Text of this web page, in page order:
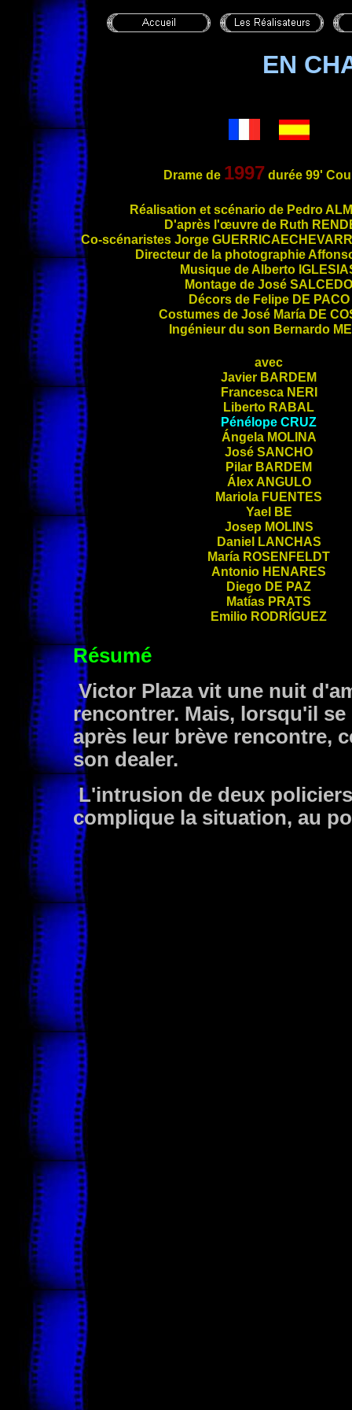
EN
Drame de 1997 durée 99'
Réalisation et scénario de Pedro
D'après l'œuvre de Ruth
Co-scénaristes Jorge
Directeur de la photographie
Musique de Alberto
Montage de José SALCEDO
Décors de Felipe DE PACO
Costumes de José María DE
Ingénieur du son Bernardo
avec
Javier BARDEM
Francesca NERI
Liberto RABAL
Pénélope CRUZ
Ángela MOLINA
José SANCHO
Pilar BARDEM
Álex ANGULO
Mariola FUENTES
Yael BE
Josep MOLINS
Daniel LANCHAS
María ROSENFELDT
Antonio HENARES
Diego DE PAZ
Matías PRATS
Emilio RODRÍGUEZ
Résumé
Victor Plaza vit une nuit
rencontrer. Mais, lorsqu'il
après leur brève rencontre,
son dealer.
L'intrusion de deux
complique la situation, au